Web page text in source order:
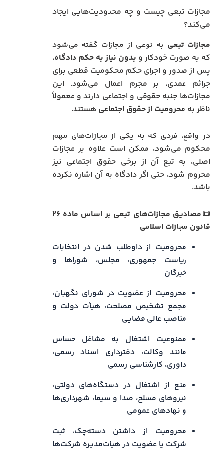
مجازات تبعی چیست و چه محدودیت‌هایی ایجاد
می‌کند؟
مجازات تبعی به نوعی از مجازات گفته می‌شود
که به صورت خودکار و بدون نیاز به حکم دادگاه،
پس از صدور و اجرای حکم محکومیت قطعی برای
جرائم عمدی، بر مجرم اعمال می‌شود. این
مجازات‌ها جنبه‌ حقوقی و اجتماعی دارند و معمولاً
ناظر به محرومیت از حقوق اجتماعی هستند.
در واقع، فردی که به یکی از مجازات‌های مهم
محکوم می‌شود، ممکن است علاوه بر مجازات
اصلی، به تبع آن از برخی حقوق اجتماعی نیز
محروم شود، حتی اگر دادگاه به آن اشاره نکرده
باشد.
📜مصادیق مجازات‌های تبعی بر اساس ماده ۲۶
قانون مجازات اسلامی
محرومیت از داوطلب شدن در انتخابات
ریاست جمهوری، مجلس، شوراها و
خبرگان
محرومیت از عضویت در شورای نگهبان،
مجمع تشخیص مصلحت، هیأت دولت و
مناصب عالی قضایی
ممنوعیت اشتغال به مشاغل حساس
مانند وکالت، دفترداری اسناد رسمی،
داوری، کارشناسی رسمی
منع از اشتغال در دستگاه‌های دولتی،
نیروهای مسلح، صدا و سیما، شهرداری‌ها
و نهادهای عمومی
محرومیت از داشتن دسته‌چک، ثبت
شرکت یا عضویت در هیأت‌مدیره شرکت‌ها